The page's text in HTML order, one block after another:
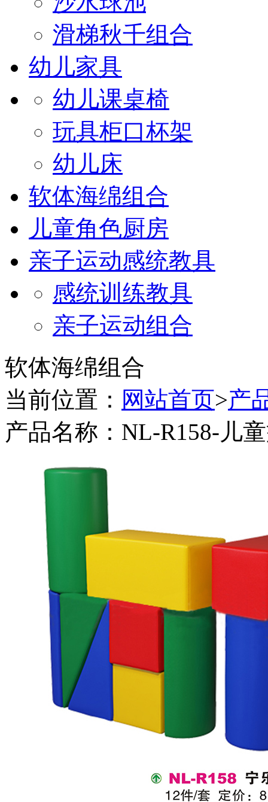
滑梯秋千组合
幼儿家具
幼儿课桌椅
玩具柜口杯架
幼儿床
软体海绵组合
儿童角色厨房
亲子运动感统教具
感统训练教具
亲子运动组合
软体海绵组合
当前位置： 网站首页>产
产品名称：NL-R158-儿